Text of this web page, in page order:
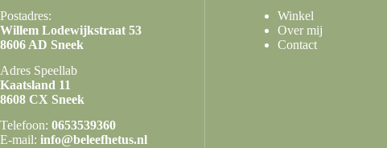
Postadres:
Willem Lodewijkstraat 53
8606 AD Sneek
Adres Speellab
Kaatsland 11
8608 CX Sneek
Telefoon: 0653539360
E-mail: info@beleefhetus.nl
Winkel
Over mij
Contact